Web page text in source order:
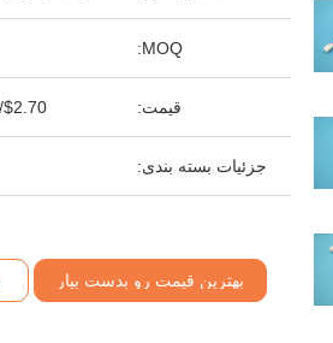
MOQ:
قیمت: $2.70/pieces 10-49 pieces
جزئیات بسته بندی:
بهترین قیمت رو بدست بیار